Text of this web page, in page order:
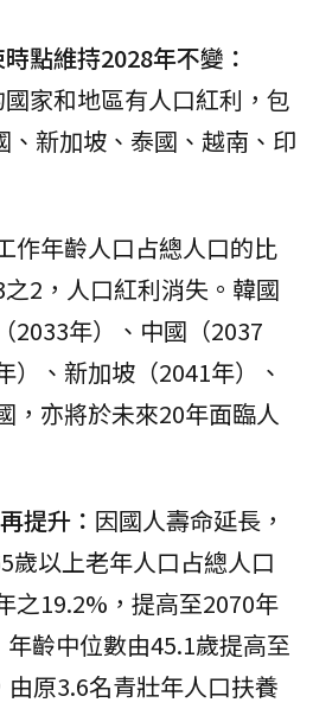
時點維持2028年不變：
家和地區有人口紅利，包
、新加坡、泰國、越南、印
作年齡人口占總人口的比
2，人口紅利消失。韓國
2033年）、中國（2037
）、新加坡（2041年）、
，亦將於未來20年面臨人
提升： 因國人壽命延長，
歲以上老年人口占總人口
之19.2%，提高至2070年
齡中位數由45.1歲提高至
原3.6名青壯年人口扶養